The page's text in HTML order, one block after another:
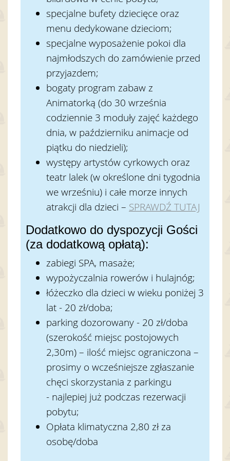
specjalne bufety dziecięce oraz
menu dedykowane dzieciom;
specjalne wyposażenie pokoi dla
najmłodszych do zamówienie przed
przyjazdem;
bogaty program zabaw z
Animatorką (do 30 września
codziennie 3 moduły zajęć każdego
dnia, w październiku animacje od
piątku do niedzieli);
występy artystów cyrkowych oraz
teatr lalek (w określone dni tygodnia
we wrześniu) i całe morze innych
atrakcji dla dzieci – SPRAWDŹ TUTAJ
Dodatkowo do dyspozycji Gości
(za dodatkową opłatą):
zabiegi SPA, masaże;
wypożyczalnia rowerów i hulajnóg;
łóżeczko dla dzieci w wieku poniżej 3
lat - 20 zł/doba;
parking dozorowany - 20 zł/doba
(szerokość miejsc postojowych
2,30m) – ilość miejsc ograniczona –
prosimy o wcześniejsze zgłaszanie
chęci skorzystania z parkingu
- najlepiej już podczas rezerwacji
pobytu;
Opłata klimatyczna 2,80 zł za
osobę/doba